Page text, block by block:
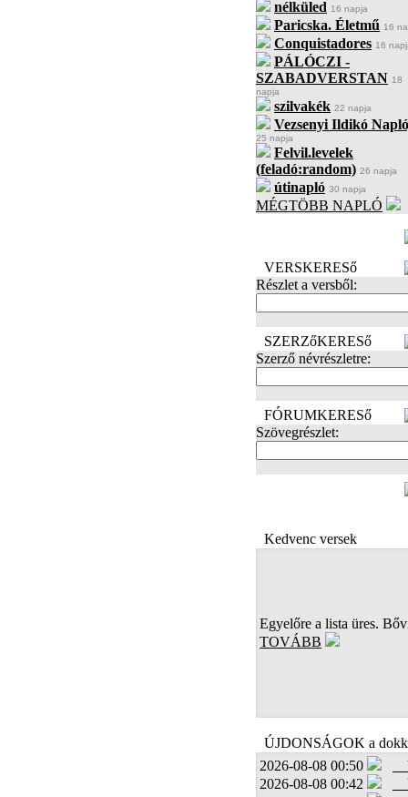
nélküled 16 napja
Paricska. Életmű 16
Conquistadores 16
PÁLÓCZI -
SZABADVERSTAN 18
napja
szilvakék 22 napja
Vezsenyi Ildikó
25 napja
Felvil.levelek
(feladó:random) 26 napja
útinapló 30 napja
MÉGTÖBB NAPLÓ
VERSKERESő
Részlet a versből:
SZERZőKERESő
Szerző névrészletre:
FÓRUMKERESő
Szövegrészlet:
Kedvenc versek
Egyelőre a lista üres.
TOVÁBB
ÚJDONSÁGOK a
2026-08-08 00:50
2026-08-08 00:42